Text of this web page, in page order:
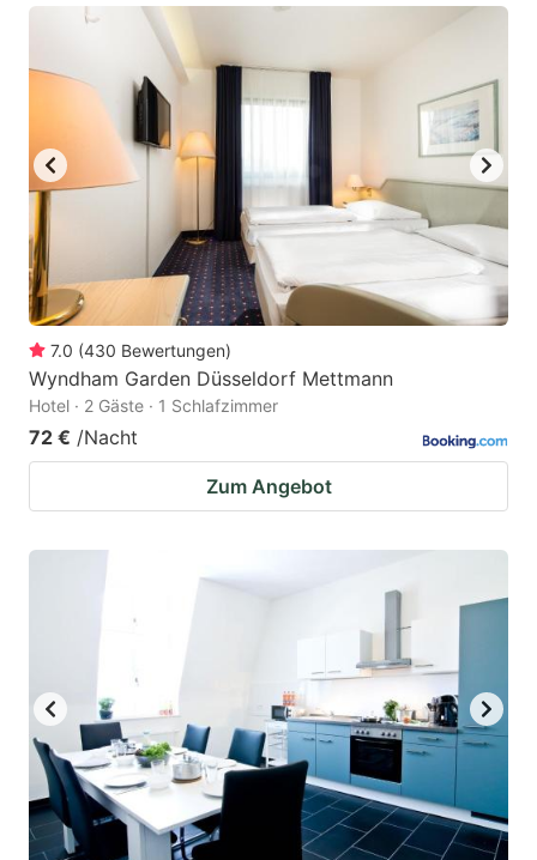
7.0 (430 Bewertungen)
Wyndham Garden Düsseldorf Mettmann
Hotel · 2 Gäste · 1 Schlafzimmer
72 € /Nacht
Zum Angebot